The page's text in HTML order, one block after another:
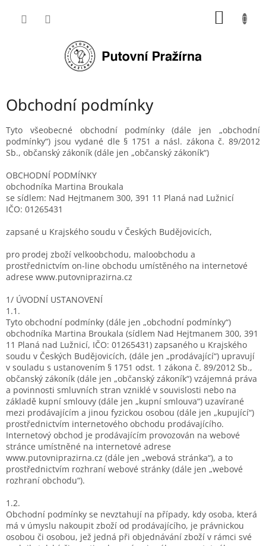
Obchodní podmínky
Tyto všeobecné obchodní podmínky (dále jen „obchodní
podmínky“) jsou vydané dle § 1751 a násl. zákona č. 89/2012
Sb., občanský zákoník (dále jen „občanský zákoník“)
OBCHODNÍ PODMÍNKY
obchodníka Martina Broukala
se sídlem: Nad Hejtmanem 300, 391 11 Planá nad Lužnicí
IČO: 01265431
zapsané u Krajského soudu v Českých Budějovicích,
pro prodej zboží velkoobchodu, maloobchodu a
prostřednictvím on-line obchodu umístěného na internetové
adrese www.putovniprazirna.cz
1/ ÚVODNÍ USTANOVENÍ
1.1.
Tyto obchodní podmínky (dále jen „obchodní podmínky“)
obchodníka Martina Broukala (sídlem Nad Hejtmanem 300, 391
11 Planá nad Lužnicí, IČO: 01265431) zapsaného u Krajského
soudu v Českých Budějovicích, (dále jen „prodávající“) upravují
v souladu s ustanovením § 1751 odst. 1 zákona č. 89/2012 Sb.,
občanský zákoník (dále jen „občanský zákoník“) vzájemná práva
a povinnosti smluvních stran vzniklé v souvislosti nebo na
základě kupní smlouvy (dále jen „kupní smlouva“) uzavírané
mezi prodávajícím a jinou fyzickou osobou (dále jen „kupující“)
prostřednictvím internetového obchodu prodávajícího.
Internetový obchod je prodávajícím provozován na webové
stránce umístněné na internetové adrese
www.putovniprazirna.cz (dále jen „webová stránka“), a to
prostřednictvím rozhraní webové stránky (dále jen „webové
rozhraní obchodu“).
1.2.
Obchodní podmínky se nevztahují na případy, kdy osoba, která
má v úmyslu nakoupit zboží od prodávajícího, je právnickou
osobou či osobou, jež jedná při objednávání zboží v rámci své